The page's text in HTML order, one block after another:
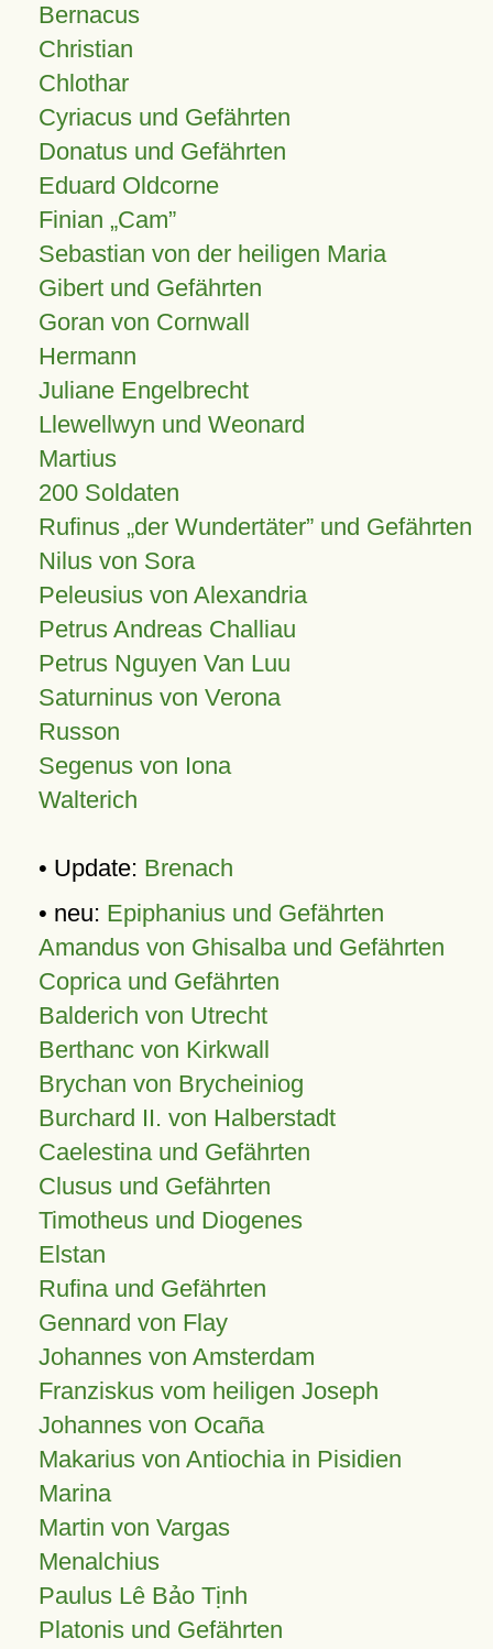
Bernacus
Christian
Chlothar
Cyriacus und Gefährten
Donatus und Gefährten
Eduard Oldcorne
Finian Cam
Sebastian von der heiligen Maria
Gibert und Gefährten
Goran von Cornwall
Hermann
Juliane Engelbrecht
Llewellwyn und Weonard
Martius
200 Soldaten
Rufinus „der Wundertäter” und Gefährten
Nilus von Sora
Peleusius von Alexandria
Petrus Andreas Challiau
Petrus Nguyen Van Luu
Saturninus von Verona
Russon
Segenus von Iona
Walterich
• Update: Brenach
• neu: Epiphanius und Gefährten
Amandus von Ghisalba und Gefährten
Coprica und Gefährten
Balderich von Utrecht
Berthanc von Kirkwall
Brychan von Brycheiniog
Burchard II. von Halberstadt
Caelestina und Gefährten
Clusus und Gefährten
Timotheus und Diogenes
Elstan
Rufina und Gefährten
Gennard von Flay
Johannes von Amsterdam
Franziskus vom heiligen Joseph
Johannes von Ocaña
Makarius von Antiochia in Pisidien
Marina
Martin von Vargas
Menalchius
Paulus Lê Bảo Tịnh
Platonis und Gefährten